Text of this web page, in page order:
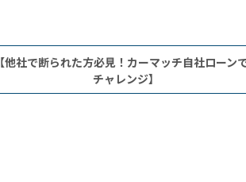
【他社で断られた方必見！カーマッチ自社ローン
チャレンジ】